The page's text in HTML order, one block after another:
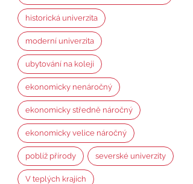
historická univerzita
moderní univerzita
ubytování na koleji
ekonomicky nenáročný
ekonomicky středně náročný
ekonomicky velice náročný
poblíž přírody severské univerzity
V teplých krajích